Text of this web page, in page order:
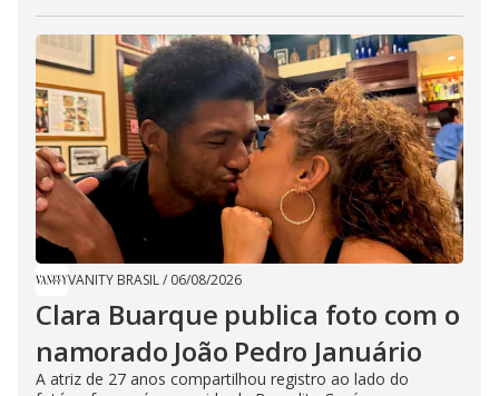
VANITY BRASIL/ 06/08/2026
Clara Buarque publica foto com o
namorado João Pedro Januário
A atriz de 27 anos compartilhou registro ao lado do